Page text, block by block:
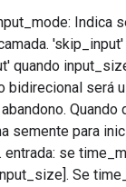
Indica
quando
bidirecional será
semente para
se
Se